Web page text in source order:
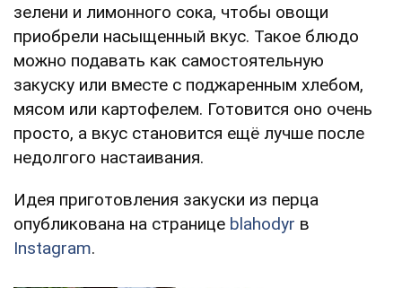
зелени и лимонного сока, чтобы овощи
приобрели насыщенный вкус. Такое блюдо
можно подавать как самостоятельную
закуску или вместе с поджаренным хлебом,
мясом или картофелем. Готовится оно очень
просто, а вкус становится ещё лучше после
недолгого настаивания.
Идея приготовления закуски из перца
опубликована на странице blahodyr в
Instagram.